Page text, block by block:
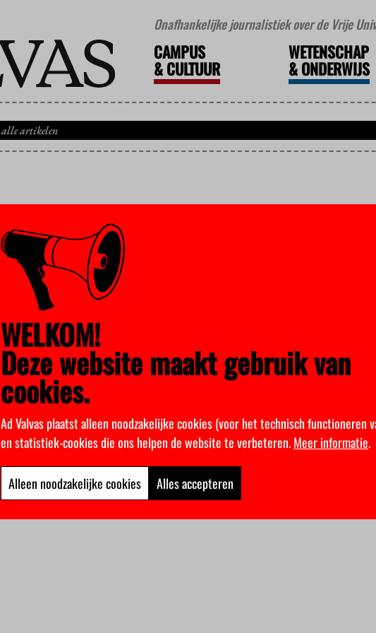
Onafhankelijke journalistiek over de Vrije
CAMPUS
&CULTUUR
WETENSCHAP
&ONDERWIJS
WELKOM!
Deze website maakt gebruik van
cookies.
Ad Valvas plaatst alleen noodzakelijke cookies (voor het technisch functioneren
en statistiek-cookies die ons helpen de website te verbeteren.Meer informatie.
Alleen noodzakelijke cookies Alles accepteren